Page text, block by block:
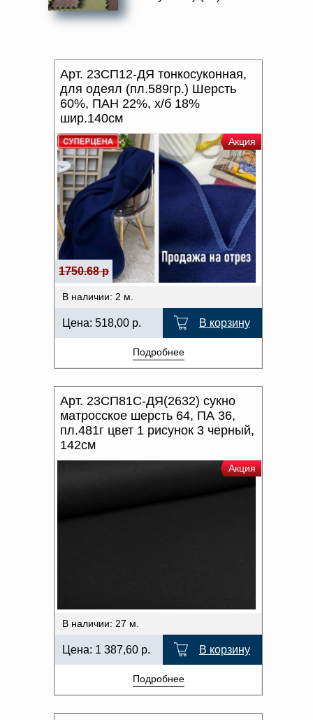
Доверенность на
получение груза
Письмо руководителю
Вопросы и ответы
Новости | Статьи
ПРИМЕНЕНИЕ
ХАРАКТЕР РИСУНКА
ОТТЕНОК ЦВЕТА
ВИД ПАКОВКИ ТКАНИ
Арт. 23СП12-ДЯ тонкосуконная,
для одеял (пл.589гр.) Шерсть
60%, ПАН 22%, х/б 18%
шир.140см
Акция
1750.68 р
В наличии: 2 м.
Цена: 518,00 р. В корзину
Подробнее
Арт. 23СП81С-ДЯ(2632) сукно
матросское шерсть 64, ПА 36,
пл.481г цвет 1 рисунок 3 черный,
142см
Акция
В наличии: 27 м.
Цена: 1 387,60 р. В корзину
Подробнее